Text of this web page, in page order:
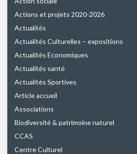
Actions et projets 2020-2026
Actualités
Actualités Culturelles – expositions
Actualités Economiques
Actualités santé
Actualités Sportives
Article accueil
Associations
Biodiversité & patrimoine naturel
CCAS
Centre Culturel